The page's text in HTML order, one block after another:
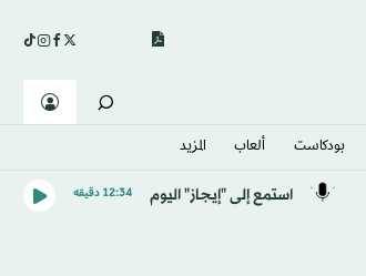
بودكاست ألعاب المزيد
استمع إلى "إيجاز" اليوم 12:34 دقيقه